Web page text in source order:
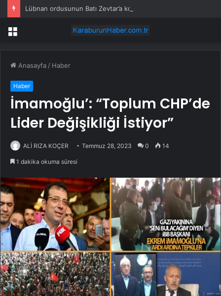
Menü
Anasayfa / Haber
Haber
İmamoğlu’: “Toplum CHP’de
Lider Değişikliği İstiyor”
ALİ RIZA KOÇER Temmuz 28, 2023 0 14
1 dakika okuma süresi